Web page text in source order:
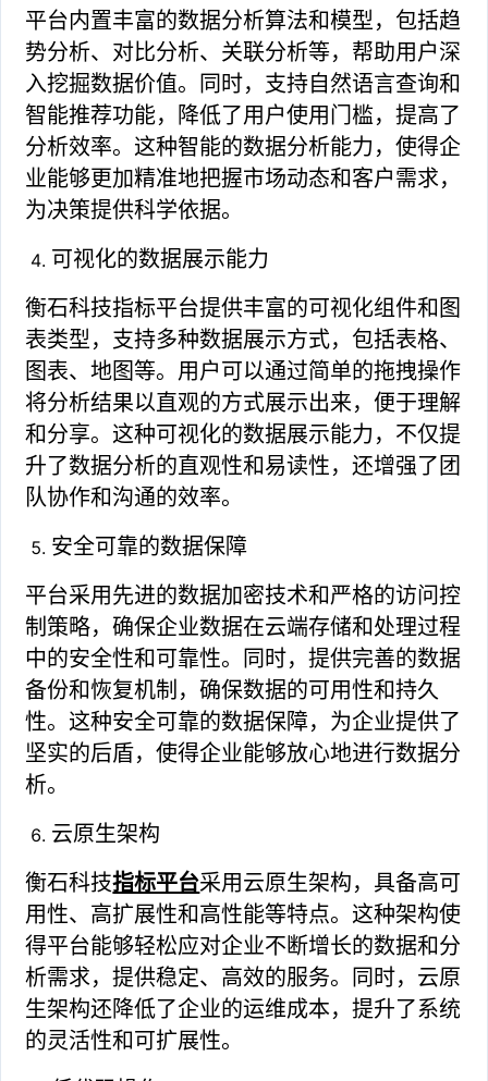
平台内置丰富的数据分析算法和模型，包括趋
势分析、对比分析、关联分析等，帮助用户深
入挖掘数据价值。同时，支持自然语言查询和
智能推荐功能，降低了用户使用门槛，提高了
分析效率。这种智能的数据分析能力，使得企
业能够更加精准地把握市场动态和客户需求，
为决策提供科学依据。
可视化的数据展示能力
衡石科技指标平台提供丰富的可视化组件和图
表类型，支持多种数据展示方式，包括表格、
图表、地图等。用户可以通过简单的拖拽操作
将分析结果以直观的方式展示出来，便于理解
和分享。这种可视化的数据展示能力，不仅提
升了数据分析的直观性和易读性，还增强了团
队协作和沟通的效率。
安全可靠的数据保障
平台采用先进的数据加密技术和严格的访问控
制策略，确保企业数据在云端存储和处理过程
中的安全性和可靠性。同时，提供完善的数据
备份和恢复机制，确保数据的可用性和持久
性。这种安全可靠的数据保障，为企业提供了
坚实的后盾，使得企业能够放心地进行数据分
析。
云原生架构
衡石科技指标平台采用云原生架构，具备高可
用性、高扩展性和高性能等特点。这种架构使
得平台能够轻松应对企业不断增长的数据和分
析需求，提供稳定、高效的服务。同时，云原
生架构还降低了企业的运维成本，提升了系统
的灵活性和可扩展性。